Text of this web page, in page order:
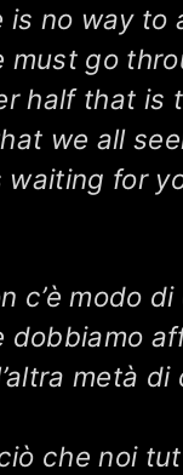
is no way to
must go
half that is
we all
waiting for
c’è modo
dobbiamo
metà di
che noi